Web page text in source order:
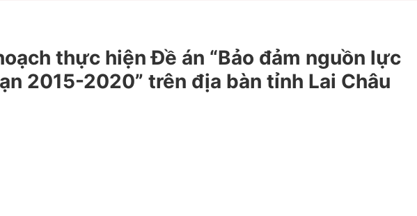
thực hiện Đề án “Bảo đảm nguồn lực
2015-2020” trên địa bàn tỉnh Lai Châu